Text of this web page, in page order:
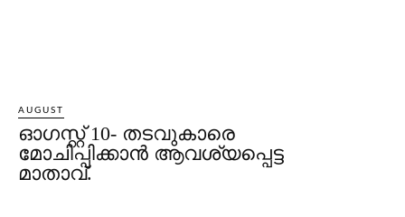
AUGUST
ഓഗസ്റ്റ് 10- തടവുകാരെ
മോചിപ്പിക്കാന്‍ ആവശ്യപ്പെട്ട
മാതാവ്.